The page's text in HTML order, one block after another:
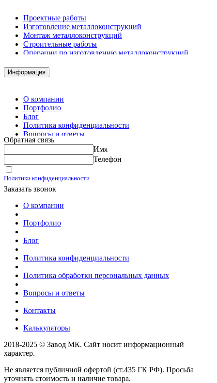
Проектные работы
Изготовление металлоконструкций
Монтаж металлоконструкций
Строительные работы
Операции по изготовлению металлоконструкций
Комплектация металлопроката
Изготовление винтовых свай
Информация
О компании
Портфолио
Блог
Политика конфиденциальности
Вопросы и ответы
Контакты
Обратная связь
Имя
Телефон
Политики конфиденциальности
Заказать звонок
О компании
|
Портфолио
|
Блог
|
Политика конфиденциальности
|
Политика обработки персональных данных
|
Вопросы и ответы
|
Контакты
|
Калькуляторы
2018-2025 © Завод МК. Сайт носит информационный
характер.
Не является публичной офертой (ст.435 ГК РФ). Просьба
уточнять стоимость и наличие товара.